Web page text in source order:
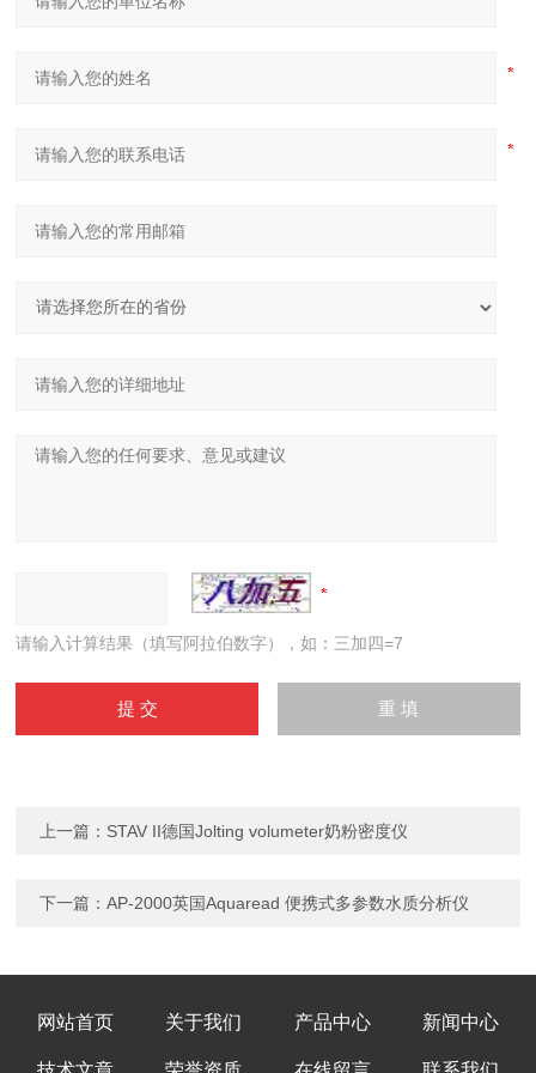
请输入计算结果（填写阿拉伯数字），如：三加四=7
上一篇： STAV II德国Jolting volumeter奶粉密度仪
下一篇：AP-2000英国Aquaread 便携式多参数水质分析仪
网站首页 关于我们 产品中心 新闻中心